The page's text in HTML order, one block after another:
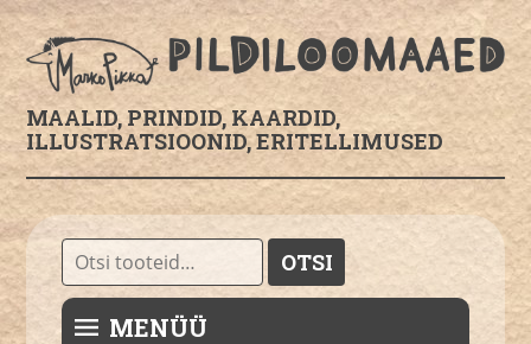
MAALID, PRINDID, KAARDID,
ILLUSTRATSIOONID, ERITELLIMUSED
Otsi: OTSI
MENÜÜ